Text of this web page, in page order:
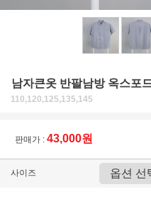
남자큰옷 반팔남방 옥스포
110,120,125,135,145
판매가 : 43,000원
사이즈